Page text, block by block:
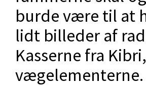
burde være til at
lidt billeder af
Kasserne fra
vægelementerne.